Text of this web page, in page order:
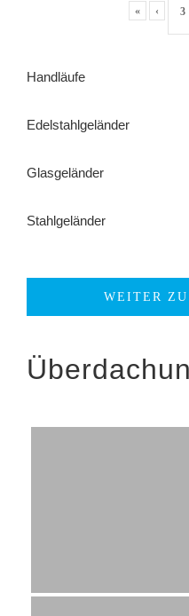
« ‹
Handläufe
Edelstahlgeländer
Glasgeländer
Stahlgeländer
WEITER